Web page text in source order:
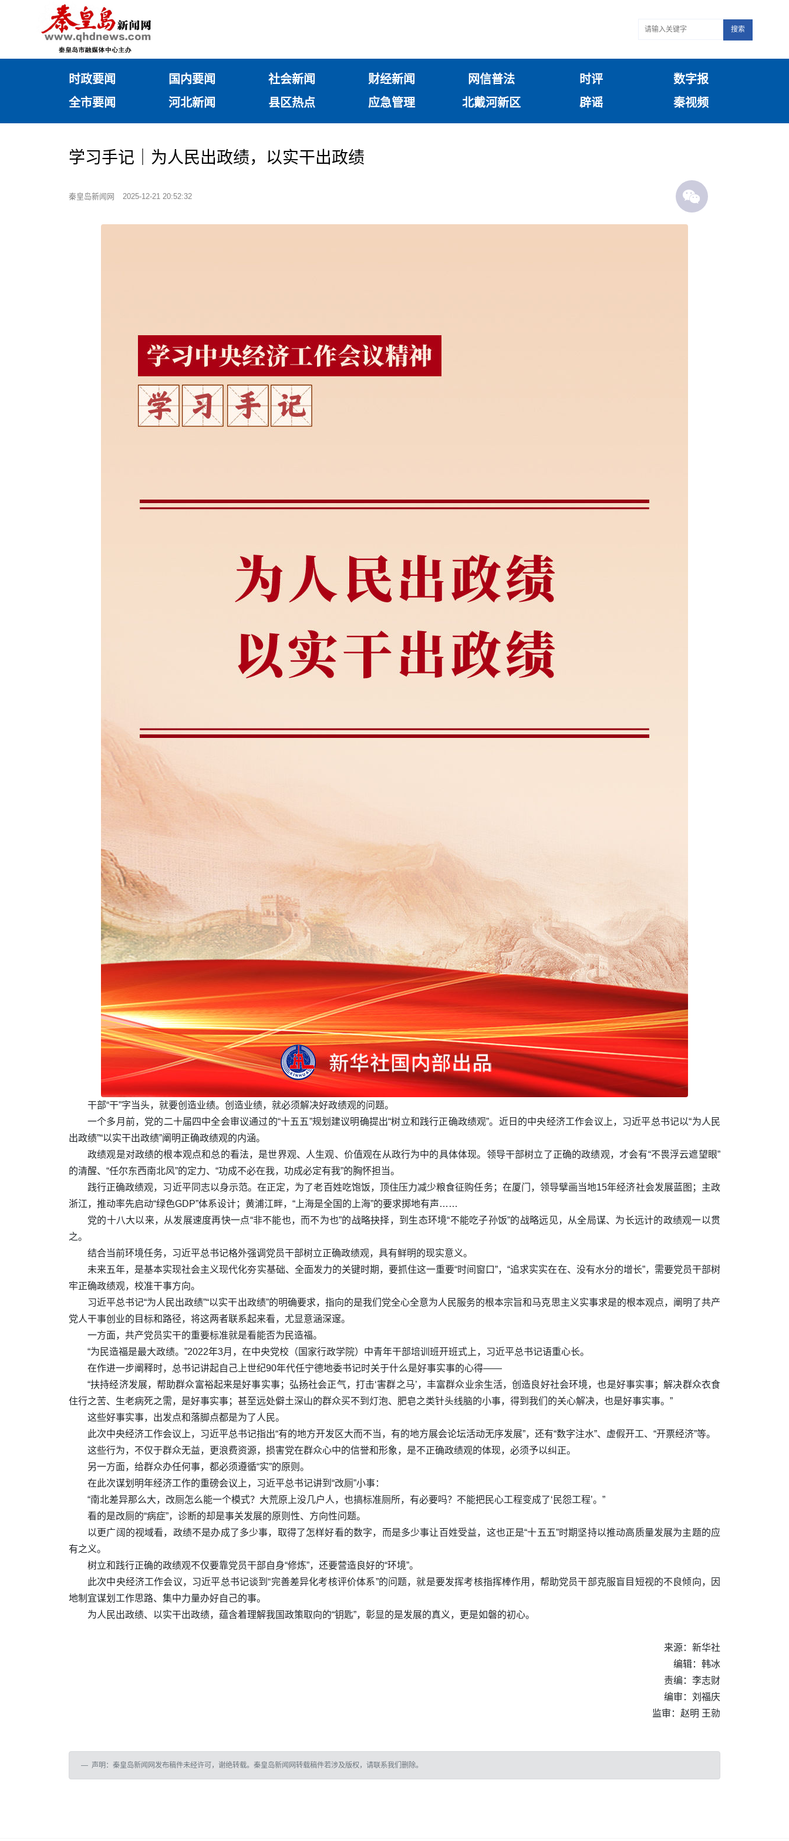
搜索
时政要闻 国内要闻 社会新闻 财经新闻 网信普法 时评
数字报
全市要闻
河北新闻 县区热点 应急管理 北戴河新区 辟谣 秦视频
学习手记｜为人民出政绩，以实干出政绩
秦皇岛新闻网 2025-12-21 20:52:32
干部“干”字当头，就要创造业绩。创造业绩，就必须解决好政绩观的问题。
一个多月前，党的二十届四中全会审议通过的“十五五”规划建议明确提出“树立和践行正确政绩观”。近日的中央经济工作会议上，习近平总书记以“为人民
出政绩”“以实干出政绩”阐明正确政绩观的内涵。
政绩观是对政绩的根本观点和总的看法，是世界观、人生观、价值观在从政行为中的具体体现。领导干部树立了正确的政绩观，才会有“不畏浮云遮望眼”
的清醒、“任尔东西南北风”的定力、“功成不必在我，功成必定有我”的胸怀担当。
践行正确政绩观，习近平同志以身示范。在正定，为了老百姓吃饱饭，顶住压力减少粮食征购任务；在厦门，领导擘画当地15年经济社会发展蓝图；主政
浙江，推动率先启动“绿色GDP”体系设计；黄浦江畔，“上海是全国的上海”的要求掷地有声……
党的十八大以来，从发展速度再快一点“非不能也，而不为也”的战略抉择，到生态环境“不能吃子孙饭”的战略远见，从全局谋、为长远计的政绩观一以贯
之。
结合当前环境任务，习近平总书记格外强调党员干部树立正确政绩观，具有鲜明的现实意义。
未来五年，是基本实现社会主义现代化夯实基础、全面发力的关键时期，要抓住这一重要“时间窗口”，“追求实实在在、没有水分的增长”，需要党员干部树
牢正确政绩观，校准干事方向。
习近平总书记“为人民出政绩”“以实干出政绩”的明确要求，指向的是我们党全心全意为人民服务的根本宗旨和马克思主义实事求是的根本观点，阐明了共产
党人干事创业的目标和路径，将这两者联系起来看，尤显意涵深邃。
一方面，共产党员实干的重要标准就是看能否为民造福。
“为民造福是最大政绩。”2022年3月，在中央党校（国家行政学院）中青年干部培训班开班式上，习近平总书记语重心长。
在作进一步阐释时，总书记讲起自己上世纪90年代任宁德地委书记时关于什么是好事实事的心得——
“扶持经济发展，帮助群众富裕起来是好事实事；弘扬社会正气，打击‘害群之马’，丰富群众业余生活，创造良好社会环境，也是好事实事；解决群众衣食
住行之苦、生老病死之需，是好事实事；甚至远处僻土深山的群众买不到灯泡、肥皂之类针头线脑的小事，得到我们的关心解决，也是好事实事。”
这些好事实事，出发点和落脚点都是为了人民。
此次中央经济工作会议上，习近平总书记指出“有的地方开发区大而不当，有的地方展会论坛活动无序发展”，还有“数字注水”、虚假开工、“开票经济”等。
这些行为，不仅于群众无益，更浪费资源，损害党在群众心中的信誉和形象，是不正确政绩观的体现，必须予以纠正。
另一方面，给群众办任何事，都必须遵循“实”的原则。
在此次谋划明年经济工作的重磅会议上，习近平总书记讲到“改厕”小事：
“南北差异那么大，改厕怎么能一个模式？大荒原上没几户人，也搞标准厕所，有必要吗？不能把民心工程变成了‘民怨工程’。”
看的是改厕的“病症”，诊断的却是事关发展的原则性、方向性问题。
以更广阔的视域看，政绩不是办成了多少事，取得了怎样好看的数字，而是多少事让百姓受益，这也正是“十五五”时期坚持以推动高质量发展为主题的应
有之义。
树立和践行正确的政绩观不仅要靠党员干部自身“修炼”，还要营造良好的“环境”。
此次中央经济工作会议，习近平总书记谈到“完善差异化考核评价体系”的问题，就是要发挥考核指挥棒作用，帮助党员干部克服盲目短视的不良倾向，因
地制宜谋划工作思路、集中力量办好自己的事。
为人民出政绩、以实干出政绩，蕴含着理解我国政策取向的“钥匙”，彰显的是发展的真义，更是如磐的初心。
来源：新华社
编辑：韩冰
责编：李志财
编审：刘福庆
监审：赵明 王勍
声明：秦皇岛新闻网发布稿件未经许可，谢绝转载。秦皇岛新闻网转载稿件若涉及版权，请联系我们删除。